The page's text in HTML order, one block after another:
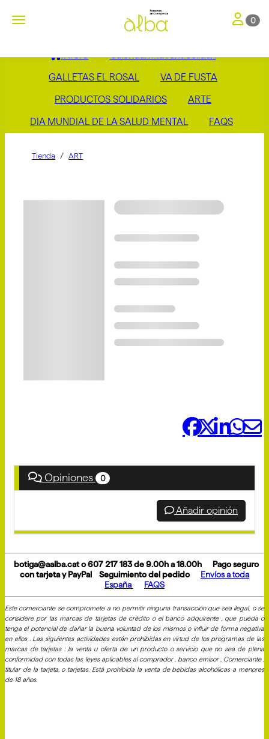
Toggle navigation Toggle
0
INICIO Calendari Advent Solidari
GALLETAS EL ROSAL VA DE FUSTA
PRODUCTOS SOLIDARIOS ARTE
DIA MUNDIAL DE LA SALUD MENTAL FAQS
Tienda ART
Opiniones 0
Añadir opinión
botiga@aalba.cat o 607 217 183 de 9.00h a 18.00h
Pago seguro
con tarjeta y PayPal
Seguimiento del pedido
Envíos a toda
España
FAQS
Este comerciante se compromete a no permitir ninguna transacción que sea ilegal, o se
considere por las marcas de tarjetas de crédito o el banco adquirente , que pueda o
tenga el potencial de dañar la buena voluntad de los mismos o influir de forma negativa
en ellos . Las siguientes actividades están prohibidas en virtud de los programas de las
marcas de tarjetas : la venta u oferta de un producto o servicio que no sea de plena
conformidad con todas las leyes aplicables al comprador , banco emisor , Comerciante ,
titular de la tarjeta, o tarjetas. Está prohibida la venta de bebidas alcohólicas a menores
de 18 años.